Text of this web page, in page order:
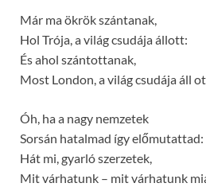
Már ma ökrök szántanak,
Hol Trója, a világ csudája állott:
És ahol szántottanak,
Most London, a világ csudája áll
Óh, ha a nagy nemzetek
Sorsán hatalmad így előmutattad:
Hát mi, gyarló szerzetek,
Mit várhatunk – mit várhatunk